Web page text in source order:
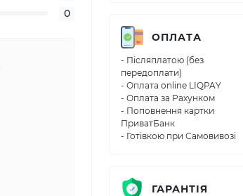
0
ОПЛАТА
- Післяплатою (без
передоплати)
- Оплата online LIQPAY
- Оплата за Рахунком
- Поповнення картки
ПриватБанк
- Готівкою при Самовивозі
ГАРАНТІЯ